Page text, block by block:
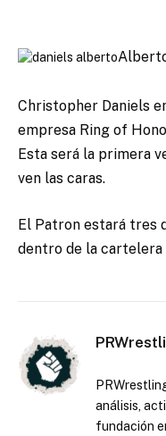
Christopher Daniels
empresa Ring of
Esta será la primera
ven las caras.
El Patron estará tres
dentro de la cartelera
análisis,
fundación